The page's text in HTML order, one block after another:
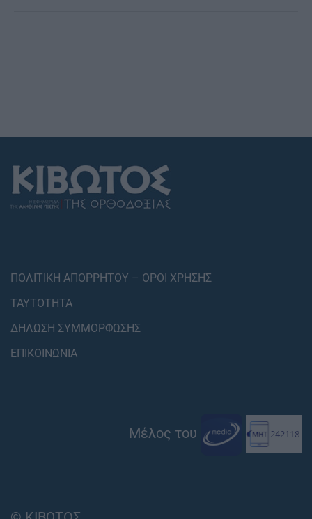
ΠΟΛΙΤΙΚΗ ΑΠΟΡΡΗΤΟΥ – ΟΡΟΙ ΧΡΗΣΗΣ
ΤΑΥΤΟΤΗΤΑ
ΔΗΛΩΣΗ ΣΥΜΜΟΡΦΩΣΗΣ
ΕΠΙΚΟΙΝΩΝΙΑ
Μέλος του